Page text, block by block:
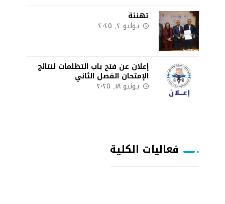
تهنئة
يوليو ٢, ٢٠٢٥
إعلان عن فتح باب التظلمات لنتائج
الإمتحان الفصل الثاني
يونيو ١٨, ٢٠٢٥
فعاليات الكلية